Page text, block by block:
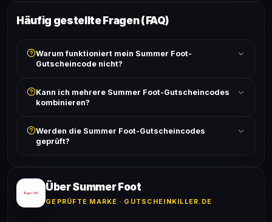
Häufig gestellte Fragen (FAQ)
Warum funktioniert mein Summer Foot-
Gutscheincode nicht?
ist und ob der Code nicht für bereits reduzierte Artikel
gilt. Alle Bedingungen findest du unter „Details".
Kann ich mehrere Summer Foot-Gutscheincodes
kombinieren?
akzeptiert. Die Kombination mehrerer Codes ist meist
ausgeschlossen, sofern die Angebotsbedingungen
Werden die Summer Foot-Gutscheincodes
geprüft?
Erfolgsquote wird bei jedem Angebot angezeigt.
Über Summer Foot
GEPRÜFTE MARKE · GUTSCHEINKILLER.DE